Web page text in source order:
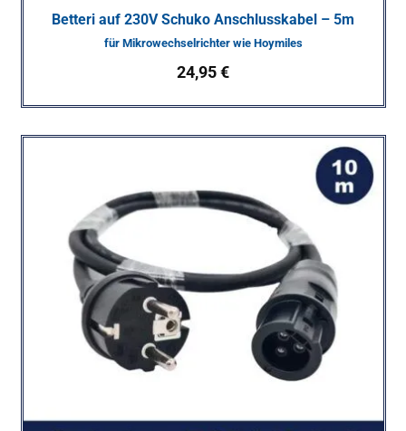
Betteri auf 230V Schuko Anschlusskabel – 5m
für Mikrowechselrichter wie Hoymiles
24,95€